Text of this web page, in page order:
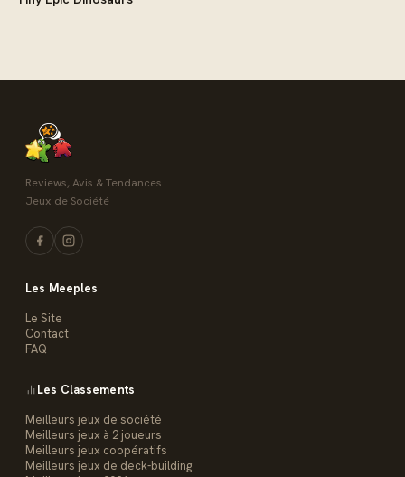
Reviews, Avis & Tendances
Jeux de Société
Les Meeples
Le Site
Contact
FAQ
Les Classements
Meilleurs jeux de société
Meilleurs jeux à 2 joueurs
Meilleurs jeux coopératifs
Meilleurs jeux de deck-building